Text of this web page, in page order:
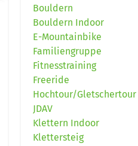
Bouldern
Bouldern Indoor
E-Mountainbike
Familiengruppe
Fitnesstraining
Freeride
Hochtour/Gletschertour
JDAV
Klettern Indoor
Klettersteig